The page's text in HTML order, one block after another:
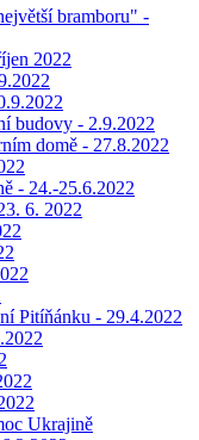
bramboru" -
2022
budovy - 2.9.2022
domě - 27.8.2022
- 24.-25.6.2022
6. 2022
Pitíňánku - 29.4.2022
Ukrajině